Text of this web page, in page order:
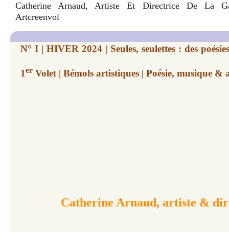
Catherine Arnaud, Artiste Et Directrice De La
Artcreenvol
N° I | HIVER 2024 | Seules, seulettes : des
1er Volet | Bémols artistiques | Poésie, musique &
Catherine Arnaud, artiste &